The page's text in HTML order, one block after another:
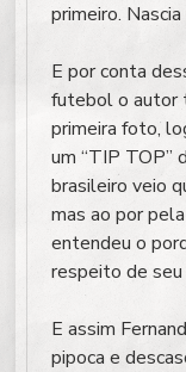
primeiro.
E por conta
futebol o autor
primeira foto,
um “TIP TOP”
brasileiro veio
mas ao por
entendeu o
respeito de
E assim
pipoca e